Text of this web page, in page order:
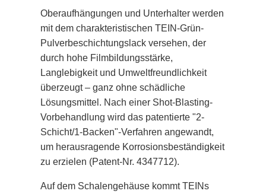
Oberaufhängungen und Unterhalter werden
mit dem charakteristischen TEIN-Grün-
Pulverbeschichtungslack versehen, der
durch hohe Filmbildungsstärke,
Langlebigkeit und Umweltfreundlichkeit
überzeugt – ganz ohne schädliche
Lösungsmittel. Nach einer Shot-Blasting-
Vorbehandlung wird das patentierte "2-
Schicht/1-Backen"-Verfahren angewandt,
um herausragende Korrosionsbeständigkeit
zu erzielen (Patent-Nr. 4347712).
Auf dem Schalengehäuse kommt TEINs